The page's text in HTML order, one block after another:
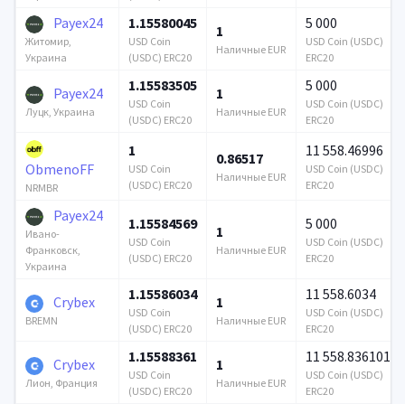
Payex24
Житомир,
Украина
1.15580045
USD Coin
(USDC) ERC20
1
Наличные EUR
5 000
USD Coin (USDC)
ERC20
Payex24
Луцк, Украина
1.15583505
USD Coin
(USDC) ERC20
1
Наличные EUR
5 000
USD Coin (USDC)
ERC20
ObmenoFF
NRMBR
1
USD Coin
(USDC) ERC20
0.86517
Наличные EUR
11 558.46996
USD Coin (USDC)
ERC20
Payex24
Ивано-
Франковск,
Украина
1.15584569
USD Coin
(USDC) ERC20
1
Наличные EUR
5 000
USD Coin (USDC)
ERC20
Crybex
BREMN
1.15586034
USD Coin
(USDC) ERC20
1
Наличные EUR
11 558.6034
USD Coin (USDC)
ERC20
Crybex
Лион, Франция
1.15588361
USD Coin
(USDC) ERC20
1
Наличные EUR
11 558.836101
USD Coin (USDC)
ERC20